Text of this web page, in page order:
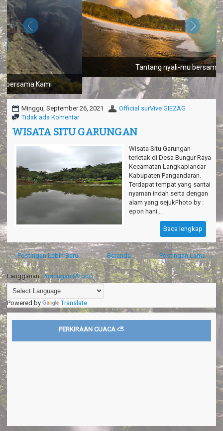
v
i
g
a
t
i
Tantang nyali-mu bersama Kami
Minggu, September 26, 2021
Official surVive GIEZAG
Tidak ada Komentar
WISATA SITU GARUNGAN
Wisata Situ Garungan
Kecamatan Langkaplancar
Kabupaten Pangandaran.
Terdapat tempat yang santai
nyaman indah serta dengan
alam yang sejukFhoto by :
epon hani...
Postingan Lama →
Langganan:Postingan (Atom)
Powered by Translate
PERKIRAAN CUACA ⛅
Total Pengunjung